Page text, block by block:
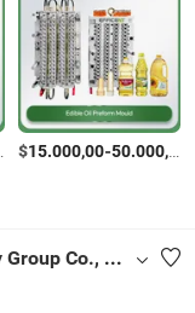
/Ayarla
$15.000,00-50.000,00
Ningbo Ningshing Precision Machinery Group Co., Ltd.